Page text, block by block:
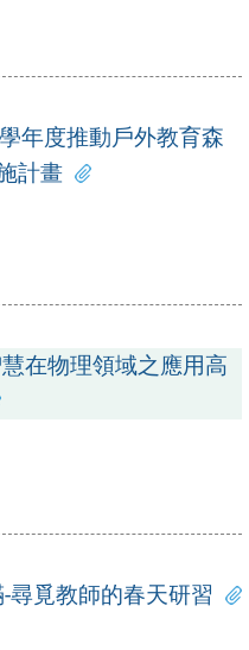
年度推動戶外教育森
計畫
慧在物理領域之應用高
尋覓教師的春天研習